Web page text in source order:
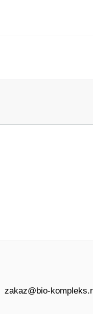
zakaz@bio-